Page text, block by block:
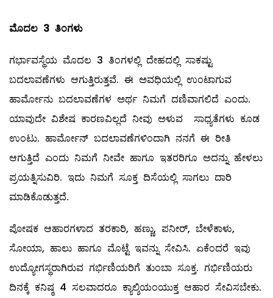
ಮೊದಲ 3 ತಿಂಗಳು
ಗರ್ಭಾವಸ್ಥೆಯ ಮೊದಲ 3 ತಿಂಗಳಲ್ಲಿ ದೇಹದಲ್ಲಿ ಸಾಕಷ್ಟು
ಬದಲಾವಣೆಗಳು ಆಗುತ್ತಿರುತ್ತವೆ. ಈ ಅವಧಿಯಲ್ಲಿ ಉಂಟಾಗುವ
ಹಾರ್ಮೋನು ಬದಲಾವಣೆಗಳ ಅರ್ಥ ನಿಮಗೆ ದಣಿವಾಗಲಿದೆ ಎಂದು.
ಯಾವುದೇ ವಿಶೇಷ ಕಾರಣವಿಲ್ಲದೆ ನೀವು ಅಳುವ ಸಾಧ್ಯತೆಗಳು ಕೂಡ
ಉಂಟು. ಹಾರ್ಮೋನ್‌ ಬದಲಾವಣೆಗಳಿಂದಾಗಿ ನನಗೆ ಈ ರೀತಿ
ಆಗುತ್ತಿದೆ ಎಂದು ನಿಮಗೆ ನೀವೇ ಹಾಗೂ ಇತರರಿಗೂ ಅದನ್ನು ಹೇಳಲು
ಪ್ರಯತ್ನಿಸುವಿರಿ. ಇದು ನಿಮಗೆ ಸೂಕ್ತ ದಿಸೆಯಲ್ಲಿ ಸಾಗಲು ದಾರಿ
ಮಾಡಿಕೊಡುತ್ತದೆ.
ಪೋಷಕ ಆಹಾರಗಳಾದ ತರಕಾರಿ, ಹಣ್ಣು, ಪನೀರ್‌, ಬೇಳೆಕಾಳು,
ಸೋಯಾ, ಹಾಲು ಹಾಗೂ ಮೊಟ್ಟೆ ಇವನ್ನು ಸೇವಿಸಿ. ಏಕೆಂದರೆ ಇವು
ಉದ್ಯೋಗಸ್ಥರಾಗಿರುವ ಗರ್ಭಿಣಿಯರಿಗೆ ತುಂಬಾ ಸೂಕ್ತ. ಗರ್ಭಿಣಿಯರು
ದಿನಕ್ಕೆ ಕನಿಷ್ಠ 4 ಸಲವಾದರೂ ಕ್ಯಾಲ್ಶಿಯಂಯುಕ್ತ ಆಹಾರ ಸೇವಿಸಬೇಕು.